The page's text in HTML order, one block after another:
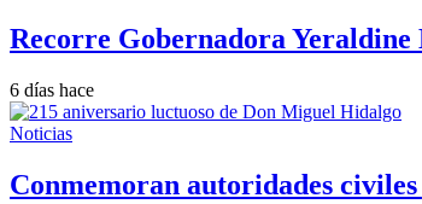
Recorre Gobernadora
6 días hace
Noticias
Conmemoran autoridades